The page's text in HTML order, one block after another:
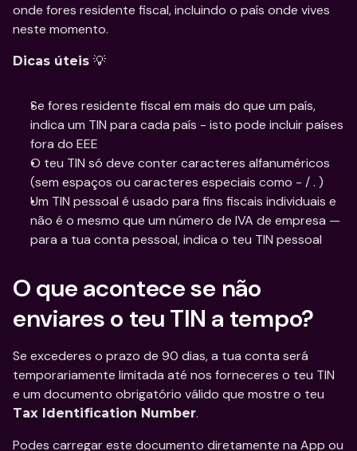
onde fores residente fiscal, incluindo o país onde vives
neste momento.
Dicas úteis 💡
Se fores residente fiscal em mais do que um país,
indica um TIN para cada país - isto pode incluir países
fora do EEE
O teu TIN só deve conter caracteres alfanuméricos
(sem espaços ou caracteres especiais como - / . )
Um TIN pessoal é usado para fins fiscais individuais e
não é o mesmo que um número de IVA de empresa —
para a tua conta pessoal, indica o teu TIN pessoal
O que acontece se não
enviares o teu TIN a tempo?
Se excederes o prazo de 90 dias, a tua conta será
temporariamente limitada até nos forneceres o teu TIN
Tax Identification Number.
Podes carregar este documento diretamente na App ou